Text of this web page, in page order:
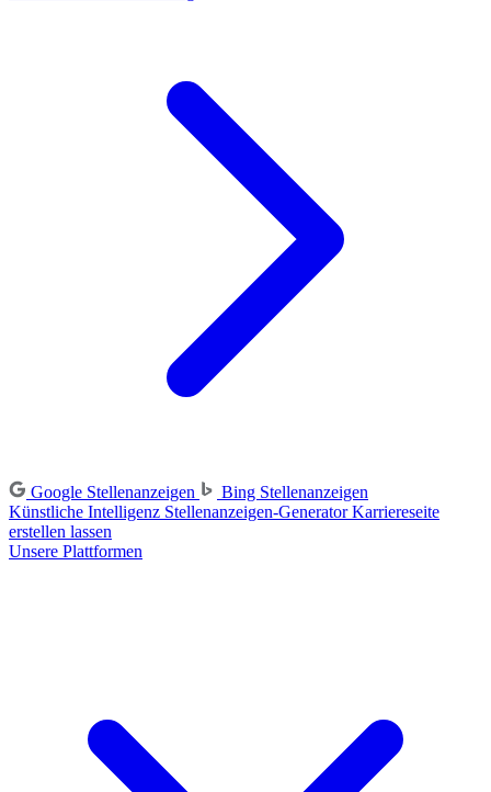
Google Stellenanzeigen
Bing Stellenanzeigen
Künstliche Intelligenz Stellenanzeigen-GeneratorKarriereseite
erstellen lassen
Unsere Plattformen